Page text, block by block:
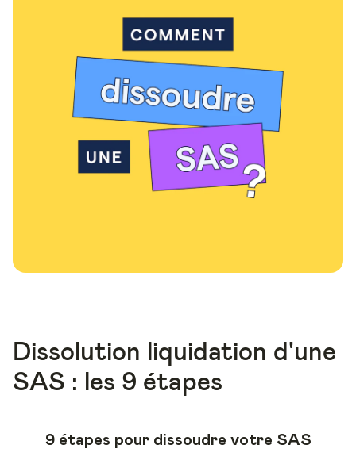
Dissolution liquidation d'une
SAS : les 9 étapes
9 étapes pour dissoudre votre SAS